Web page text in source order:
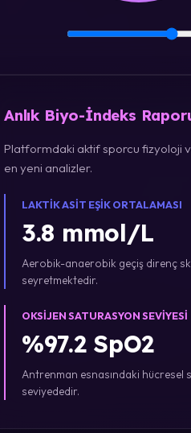
Anlık Biyo-İndeks
Platformdaki aktif sporcu fizyoloji
en yeni analizler.
LAKTIK ASIT EŞIK ORTALAMASI
3.8 mmol/L
Aerobik-anaerobik geçiş direnç
seyretmektedir.
OKSIJEN SATURASYON SEVIYESI
%97.2 SpO2
Antrenman esnasındaki hücresel
seviyededir.